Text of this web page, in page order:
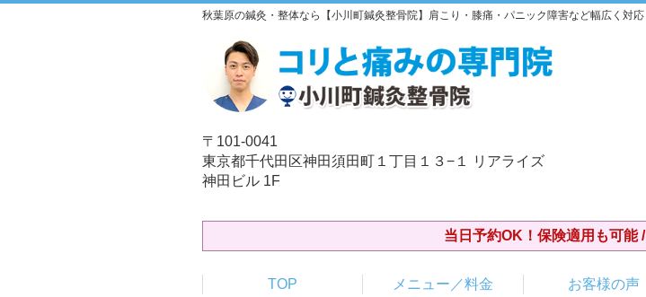
秋葉原の鍼灸・整体なら【小川町鍼灸整骨院】肩こり・膝痛・パニック障害など幅広く対応
〒101-0041
東京都千代田区神田須田町１丁目１３−１ リアライズ
神田ビル 1F
当日予約OK！保険適用も可能
TOP メニュー／料金 お客様の声